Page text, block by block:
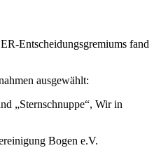
Entscheidungsgremiums fand
ausgewählt:
„Sternschnuppe“, Wir in
Bogen e.V.